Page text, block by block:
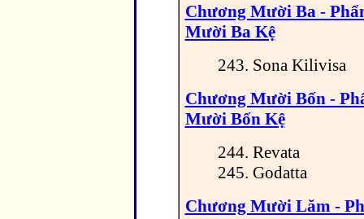
Chương Mười Ba -
Mười Ba Kệ
243. Sona Kilivisa
Chương Mười Bốn -
Mười Bốn Kệ
244. Revata
245. Godatta
Chương Mười Lăm -